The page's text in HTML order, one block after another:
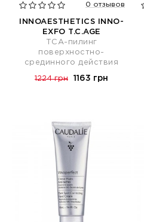
0 отзывов
INNOAESTHETICS INNO-
EXFO T.C.AGE
ТСА-пилинг
поверхностно-
срединного действия
1224 грн 1163 грн